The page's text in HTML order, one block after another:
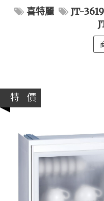
喜特麗 JT-
特 價